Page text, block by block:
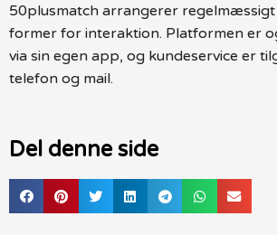
50plusmatch arrangerer regelmæssigt
former for interaktion. Platformen er
via sin egen app, og kundeservice er
telefon og mail.
Del denne side